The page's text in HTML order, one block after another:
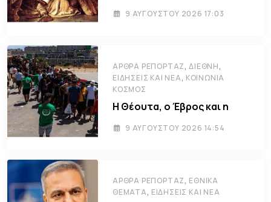
9 ΑΥΓΟΎΣΤΟΥ 2026 17:03
ΆΡΘΡΑ ΡΕΠΟΡΤΆΖ,ΔΙΕΘΝΉ,
ΕΙΔΉΣΕΙΣ ΚΑΙ ΝΈΑ, ΚΟΙΝΩΝΊΑ
ΚΌΣΜΟΣ
Η Θέουτα, ο Έβρος και η
9 ΑΥΓΟΎΣΤΟΥ 2026 14:54
ΆΡΘΡΑ ΡΕΠΟΡΤΆΖ, ΕΘΝΙΚΆ
ΘΈΜΑΤΑ, ΕΙΔΉΣΕΙΣ ΚΑΙ ΝΈΑ